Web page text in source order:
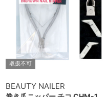
取扱不可
BEAUTY NAILER